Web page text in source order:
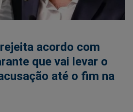
acordo com
que vai levar o
até o fim na